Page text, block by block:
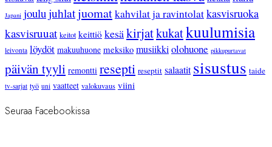
Japani joulujuhlatjuomatkahvilat ja ravintolatkasvisruoka
kasvisruuat keitot keittiö kesäkirjatkukatkuulumisia
leivonta löydöt makuuhuone meksiko musiikkiolohuone pikkupurtavat
päivän tyyli remontti resepti reseptit salaatit sisustus taide
tv-sarjat työ uni vaatteet valokuvaus viini
Seuraa Facebookissa